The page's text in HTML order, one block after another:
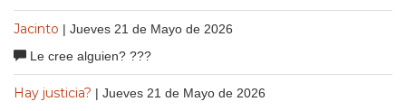
Jacinto | Jueves 21 de Mayo de 2026
Le cree alguien? ???
Hay justicia? | Jueves 21 de Mayo de 2026